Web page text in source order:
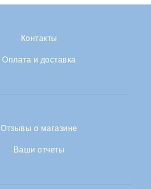
Контакты
Оплата и доставка
Отзывы о магазине
Ваши отчеты